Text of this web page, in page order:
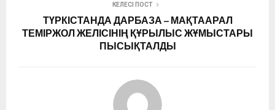
КЕЛЕСІ ПОСТ
ТҮРКІСТАНДА ДАРБАЗА – МАҚТААРАЛ
ТЕМІРЖОЛ ЖЕЛІСІНІҢ ҚҰРЫЛЫС ЖҰМЫСТАРЫ
ПЫСЫҚТАЛДЫ